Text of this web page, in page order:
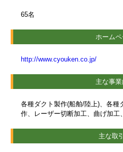
65名
ホームペ
http://www.cyouken.co.jp/
主な事
各種ダクト製作(船舶/陸上)、各種
作、レーザー切断加工、曲げ加工
主な取